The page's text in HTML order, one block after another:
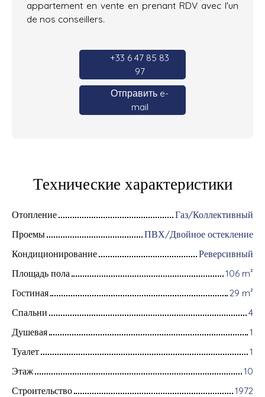
appartement en vente en prenant RDV avec l'un
de nos conseillers.
+33 6 47 85 83
97
Отправить e-
mail
Технические характеристики
Отопление
Газ/Коллективный
Проемы
ПВХ/Двойное остекление
Кондиционирование
Реверсивный
Площадь пола
106 m²
Гостиная
29 m²
Спальни
4
Душевая
1
Туалет
1
Этаж
10
Строительство
1972